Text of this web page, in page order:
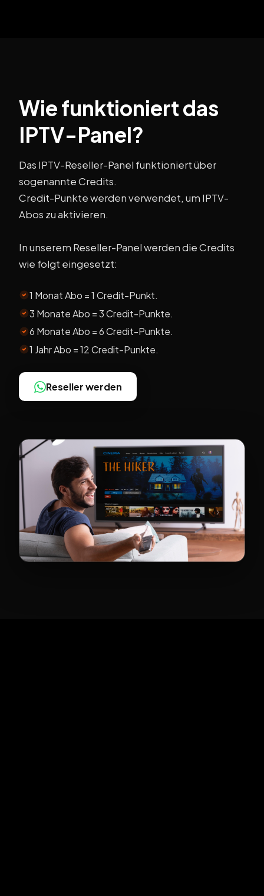
Wie funktioniert das
IPTV-Panel?
Das IPTV-Reseller-Panel funktioniert über
sogenannte Credits.
Credit-Punkte werden verwendet, um IPTV-
Abos zu aktivieren.
In unserem Reseller-Panel werden die Credits
wie folgt eingesetzt:
1 Monat Abo = 1 Credit-Punkt.
3 Monate Abo = 3 Credit-Punkte.
6 Monate Abo = 6 Credit-Punkte.
1 Jahr Abo = 12 Credit-Punkte.
Reseller werden